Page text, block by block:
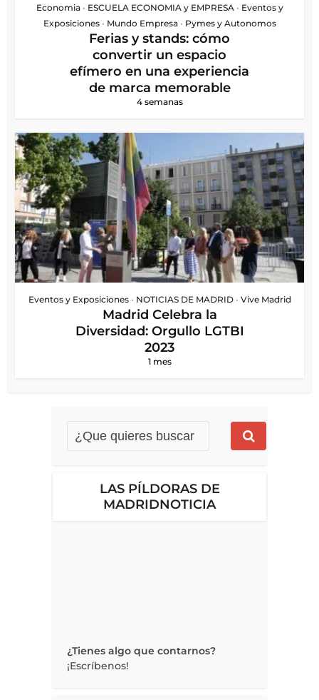
Economia • ESCUELA ECONOMIA y EMPRESA • Eventos y
Exposiciones • Mundo Empresa • Pymes y Autonomos
Ferias y stands: cómo
convertir un espacio
efímero en una experiencia
de marca memorable
4 semanas
Eventos y Exposiciones • NOTICIAS DE MADRID • Vive Madrid
Madrid Celebra la
Diversidad: Orgullo LGTBI
2023
1 mes
LAS PÍLDORAS DE
MADRIDNOTICIA
¿Tienes algo que contarnos?
¡Escríbenos!